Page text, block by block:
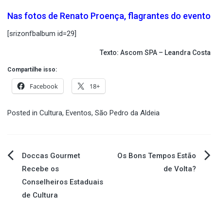
Nas fotos de Renato Proença, flagrantes do evento
[srizonfbalbum id=29]
Texto: Ascom SPA – Leandra Costa
Compartilhe isso:
Facebook 18+
Posted in Cultura, Eventos, São Pedro da Aldeia
Navegação
de
Doccas Gourmet
Recebe os
Conselheiros Estaduais
de Cultura
Os Bons Tempos Estão
de Volta?